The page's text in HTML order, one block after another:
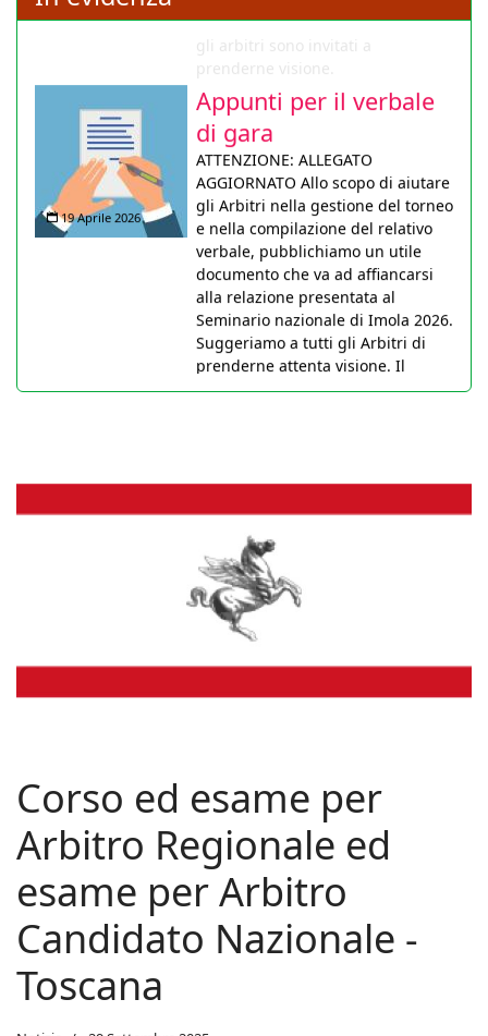
19 Aprile 2026
Appunti per il verbale
di gara
ATTENZIONE: ALLEGATO
AGGIORNATO Allo scopo di aiutare
gli Arbitri nella gestione del torneo
e nella compilazione del relativo
verbale, pubblichiamo un utile
documento che va ad affiancarsi
alla relazione presentata al
Seminario nazionale di Imola 2026.
Suggeriamo a tutti gli Arbitri di
prenderne attenta visione. Il
documento sarà anche pubblicato
nella pagina didattica non appena
tecnicamente possibile.
Corso ed esame per
Arbitro Regionale ed
esame per Arbitro
Candidato Nazionale -
Toscana